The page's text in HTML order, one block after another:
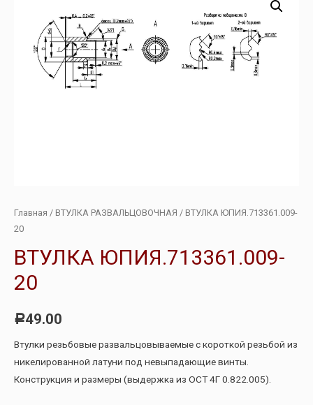
Главная / ВТУЛКА РАЗВАЛЬЦОВОЧНАЯ / ВТУЛКА ЮПИЯ.713361.009-
20
ВТУЛКА ЮПИЯ.713361.009-
20
Р49.00
Втулки резьбовые развальцовываемые с короткой резьбой из
никелированной латуни под невыпадающие винты.
Конструкция и размеры (выдержка из ОСТ 4Г 0.822.005).